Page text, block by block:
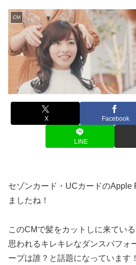
CM
X Facebook
LINE
セゾンカード・UCカードのApple
ましたね！
このCMで髪をカットしに来てい
思われるキレキレなダンスパフォ
ープは誰？と話題になっています